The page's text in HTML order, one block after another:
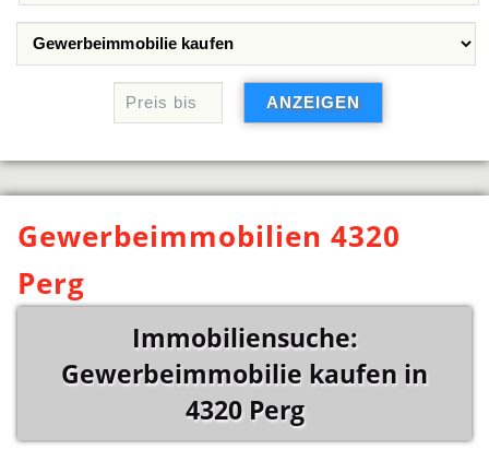
Gewerbeimmobilien 4320
Perg
Immobiliensuche:
Gewerbeimmobilie kaufen in
4320 Perg